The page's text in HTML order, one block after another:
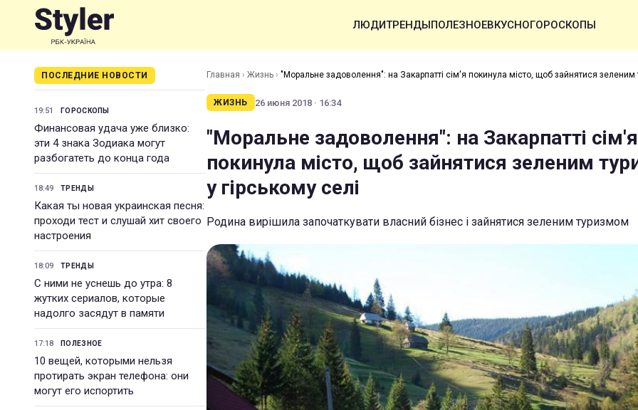
ЛЮДИТРЕНДЫПОЛЕЗНОЕВКУСНОГОРОСКОПЫ
ПОСЛЕДНИЕ НОВОСТИ
19:51 ГОРОСКОПЫ
Финансовая удача уже близко:
эти 4 знака Зодиака могут
разбогатеть до конца года
18:49 ТРЕНДЫ
Какая ты новая украинская песня:
проходи тест и слушай хит своего
настроения
18:09 ТРЕНДЫ
С ними не уснешь до утра: 8
жутких сериалов, которые
надолго засядут в памяти
17:18 ПОЛЕЗНОЕ
10 вещей, которыми нельзя
протирать экран телефона: они
могут его испортить
Главная › Жизнь › "Моральне задоволення": на Закарпатті сім'я покинула місто, щоб зайнятися зеленим
ЖИЗНЬ
26 июня 2018 · 16:34
"Моральне задоволення": на Закарпатті сім'я
покинула місто, щоб зайнятися зеленим
у гірському селі
Родина вирішила започаткувати власний бізнес і зайнятися зеленим туризмом